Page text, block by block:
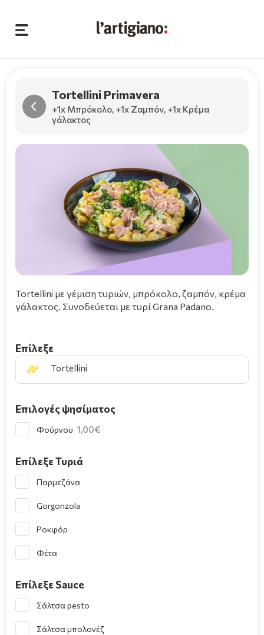
Tortellini Primavera
+1x Μπρόκολο, +1x Ζαμπόν, +1x Κρέμα
γάλακτος
Tortellini με γέμιση τυριών, μπρόκολο, ζαμπόν, κρέμα
γάλακτος. Συνοδεύεται με τυρί Grana Padano.
Επίλεξε
Tortellini
Επιλογές ψησίματος
Φούρνου 1,00
Επίλεξε Τυριά
Παρμεζάνα
Gorgonzola
Ροκφόρ
Φέτα
Επίλεξε Sauce
Σάλτσα pesto
Σάλτσα μπολονέζ